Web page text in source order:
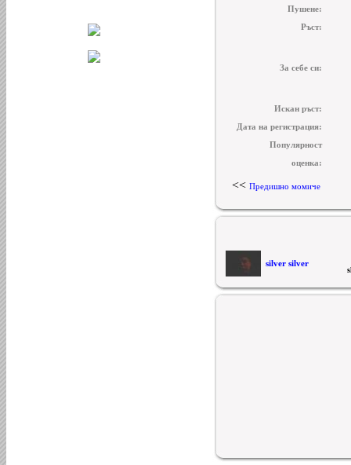
Пушене:
Ръст:
За себе си:
Искан ръст:
Дата на регистрация:
Популярност
оценка:
<< Предишно момиче
silver silver